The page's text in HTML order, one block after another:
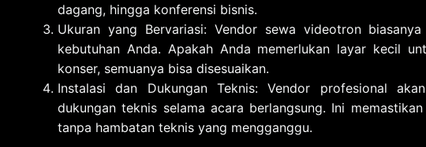
dagang, hingga konferensi bisnis.
Ukuran yang Bervariasi: Vendor sewa videotron
kebutuhan Anda. Apakah Anda memerlukan layar kecil
konser, semuanya bisa disesuaikan.
Instalasi dan Dukungan Teknis: Vendor profesional
dukungan teknis selama acara berlangsung. Ini
tanpa hambatan teknis yang mengganggu.